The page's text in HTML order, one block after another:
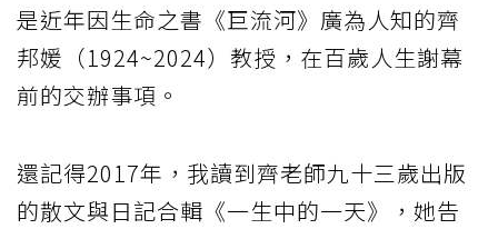
是近年因生命之書《巨流河》廣為人知的齊
邦媛（1924~2024）教授，在百歲人生謝幕
前的交辦事項。
還記得2017年，我讀到齊老師九十三歲出版
的散文與日記合輯《一生中的一天》，她告